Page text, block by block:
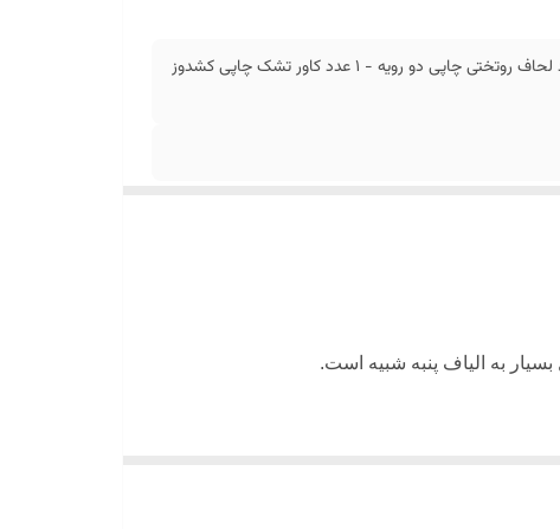
سرویس لحاف روتختی 1 نفره تنسل ترک برند ترکاز 4 تکه شامل 1 عدد لحاف روتختی چاپی دو رویه - 1 عدد کاور تشک چاپی کشدوز
به الیاف پنبه شبیه است.
آن وجود دارد که می تواند رطوبت را به راحتی